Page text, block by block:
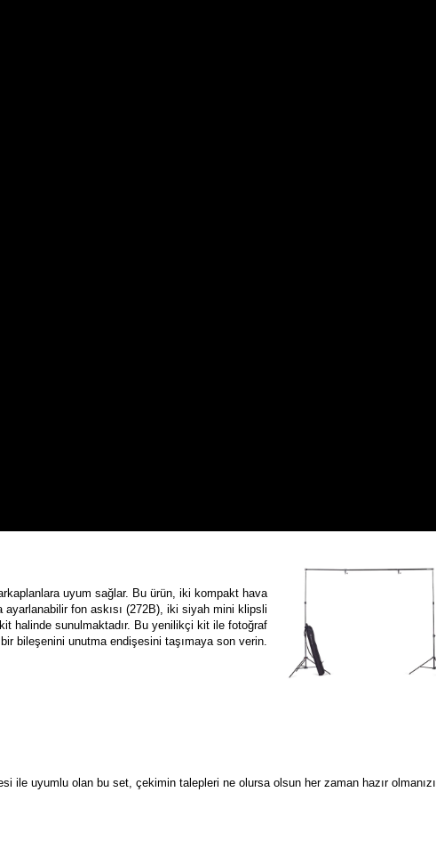
uyum sağlar. Bu ürün, iki kompakt hava
ayarlanabilir fon askısı (272B), iki siyah mini klipsli
halinde sunulmaktadır. Bu yenilikçi kit ile fotoğraf
bileşenini unutma endişesini taşımaya son verin.
ile uyumlu olan bu set, çekimin talepleri ne olursa olsun her zaman hazır olmanızı